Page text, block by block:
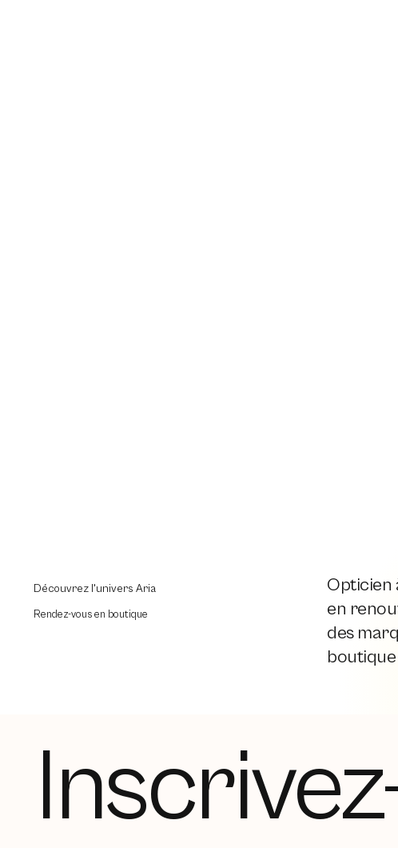
Rendez-vous en boutique
Découvrez l'univers Aria
Opticien
en
des